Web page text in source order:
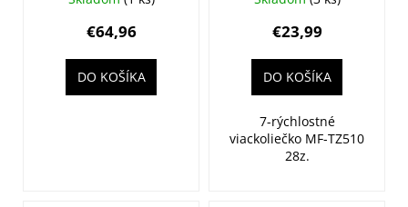
€64,96
DO KOŠÍKA
€23,99
DO KOŠÍKA
7-rýchlostné
viackoliečko MF-TZ510
28z.